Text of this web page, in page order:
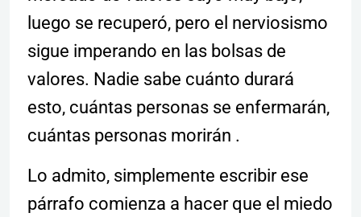
luego se recuperó, pero el nerviosismo
sigue imperando en las bolsas de
valores. Nadie sabe cuánto durará
esto, cuántas personas se enfermarán,
cuántas personas morirán .
Lo admito, simplemente escribir ese
párrafo comienza a hacer que el miedo